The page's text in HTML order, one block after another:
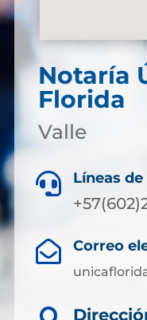
Notaría
Florida
Valle
 Líneas
 Correo